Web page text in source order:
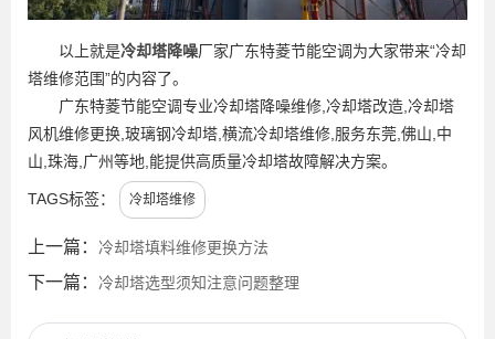
以上就是冷却塔降噪厂家广东特菱节能空调为大家带来“冷却
塔维修范围”的内容了。
广东特菱节能空调专业冷却塔降噪维修,冷却塔改造,冷却塔
风机维修更换,玻璃钢冷却塔,横流冷却塔维修,服务东莞,佛山,中
山,珠海,广州等地,能提供高质量冷却塔故障解决方案。
TAGS标签： 冷却塔维修
上一篇： 冷却塔填料维修更换方法
下一篇： 冷却塔选型须知注意问题整理